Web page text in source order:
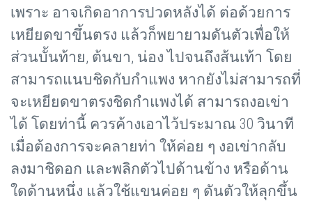
เพราะ อาจเกิดอาการปวดหลังได้ ต่อด้วยการ
เหยียดขาขึ้นตรง แล้วก็พยายามดันตัวเพื่อให้
ส่วนบั้นท้าย, ต้นขา, น่อง ไปจนถึงส้นเท้า โดย
สามารถแนบชิดกับกำแพง หากยังไม่สามารถที่
จะเหยียดขาตรงชิดกำแพงได้ สามารถงอเข่า
ได้ โดยท่านี้ ควรค้างเอาไว้ประมาณ 30 วินาที
เมื่อต้องการจะคลายท่า ให้ค่อย ๆ งอเข่ากลับ
ลงมาชิดอก และพลิกตัวไปด้านข้าง หรือด้าน
ใดด้านหนึ่ง แล้วใช้แขนค่อย ๆ ดันตัวให้ลุกขึ้น